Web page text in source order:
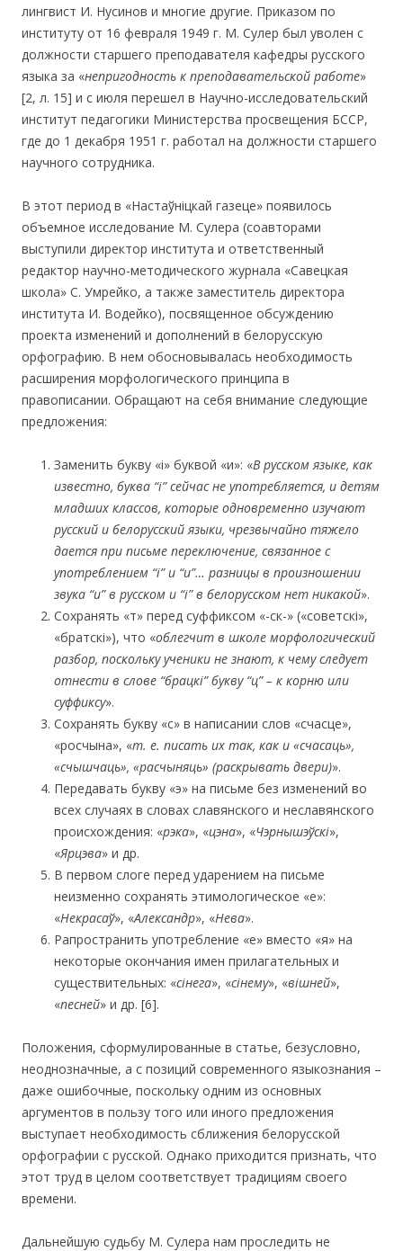
лингвист И. Нусинов и многие другие. Приказом по
институту от 16 февраля 1949 г. М. Сулер был уволен с
должности старшего преподавателя кафедры русского
языка за «непригодность к преподавательской работе»
[2, л. 15] и с июля перешел в Научно-исследовательский
институт педагогики Министерства просвещения БССР,
где до 1 декабря 1951 г. работал на должности старшего
научного сотрудника.
В этот период в «Настаўніцкай газеце» появилось
объемное исследование М. Сулера (соавторами
выступили директор института и ответственный
редактор научно-методического журнала «Савецкая
школа» С. Умрейко, а также заместитель директора
института И. Водейко), посвященное обсуждению
проекта изменений и дополнений в белорусскую
орфографию. В нем обосновывалась необходимость
расширения морфологического принципа в
правописании. Обращают на себя внимание следующие
предложения:
Заменить букву «і» буквой «и»: «В русском языке, как
известно, буква “і” сейчас не употребляется, и детям
младших классов, которые одновременно изучают
русский и белорусский языки, чрезвычайно тяжело
дается при письме переключение, связанное с
употреблением “і” и “и”… разницы в произношении
звука “и” в русском и “і” в белорусском нет никакой».
Сохранять «т» перед суффиксом «-ск-» («советскі»,
«братскі»), что «облегчит в школе морфологический
разбор, поскольку ученики не знают, к чему следует
отнести в слове “брацкі”букву “ц” – к корню или
суффиксу».
Сохранять букву «с» в написании слов «счасце»,
«росчына», «т. е. писать их так, как и «счасаць»,
«счышчаць», «расчыняць» (раскрывать двери)».
Передавать букву «э» на письме без изменений во
всех случаях в словах славянского и неславянского
происхождения: «рэка», «цэна», «Чэрнышэўскі»,
«Ярцэва» и др.
В первом слоге перед ударением на письме
неизменно сохранять этимологическое «е»:
«Некрасаў», «Александр», «Нева».
Рапространить употребление «е» вместо «я» на
некоторые окончания имен прилагательных и
существительных: «сінега», «сінему», «вішней»,
«песней» и др. [6].
Положения, сформулированные в статье, безусловно,
неоднозначные, а с позиций современного языкознания –
даже ошибочные, поскольку одним из основных
аргументов в пользу того или иного предложения
выступает необходимость сближения белорусской
орфографии с русской. Однако приходится признать, что
этот труд в целом соответствует традициям своего
времени.
Дальнейшую судьбу М. Сулера нам проследить не